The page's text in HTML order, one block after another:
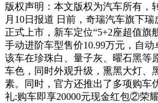
版权声明：本文版权为汽车所有，
月10日报道 日前，奇瑞汽车旗下
正式上市，新车定位“5+2座超值旗
手动进阶车型售价10.99万元，自动
该车在珍珠白、量子灰、曜石黑等
车色，同时外观升级，熏黑大灯、
素。同时，官方还推出了多项购
礼:购车即享20000元现金红包②荣